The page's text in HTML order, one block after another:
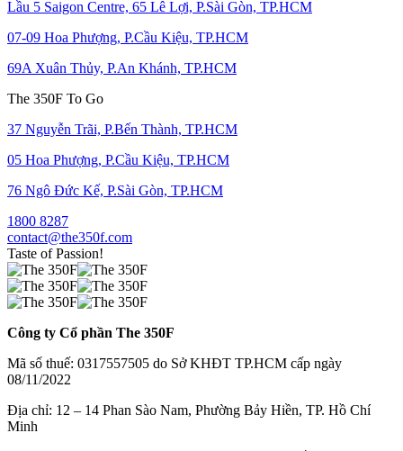
Lầu 5 Saigon Centre, 65 Lê Lợi, P.Sài Gòn, TP.HCM
07-09 Hoa Phượng, P.Cầu Kiệu, TP.HCM
69A Xuân Thủy, P.An Khánh, TP.HCM
The 350F To Go
37 Nguyễn Trãi, P.Bến Thành, TP.HCM
05 Hoa Phượng, P.Cầu Kiệu, TP.HCM
76 Ngô Đức Kế, P.Sài Gòn, TP.HCM
1800 8287
contact@the350f.com
Taste of Passion!
Công ty Cổ phần The 350F
Mã số thuế: 0317557505 do Sở KHĐT TP.HCM cấp ngày
08/11/2022
Địa chỉ: 12 – 14 Phan Sào Nam, Phường Bảy Hiền, TP. Hồ Chí
Minh